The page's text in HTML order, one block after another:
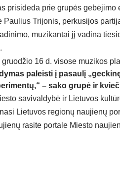
prisideda prie grupės
Paulius Trijonis, perkusijos
muzikantai jį vadina
16 d. visose muzikos
paleisti į pasaulį
– sako grupė ir
savivaldybė ir Lietuvos
Lietuvos regionų naujienų
rasite portale Miesto